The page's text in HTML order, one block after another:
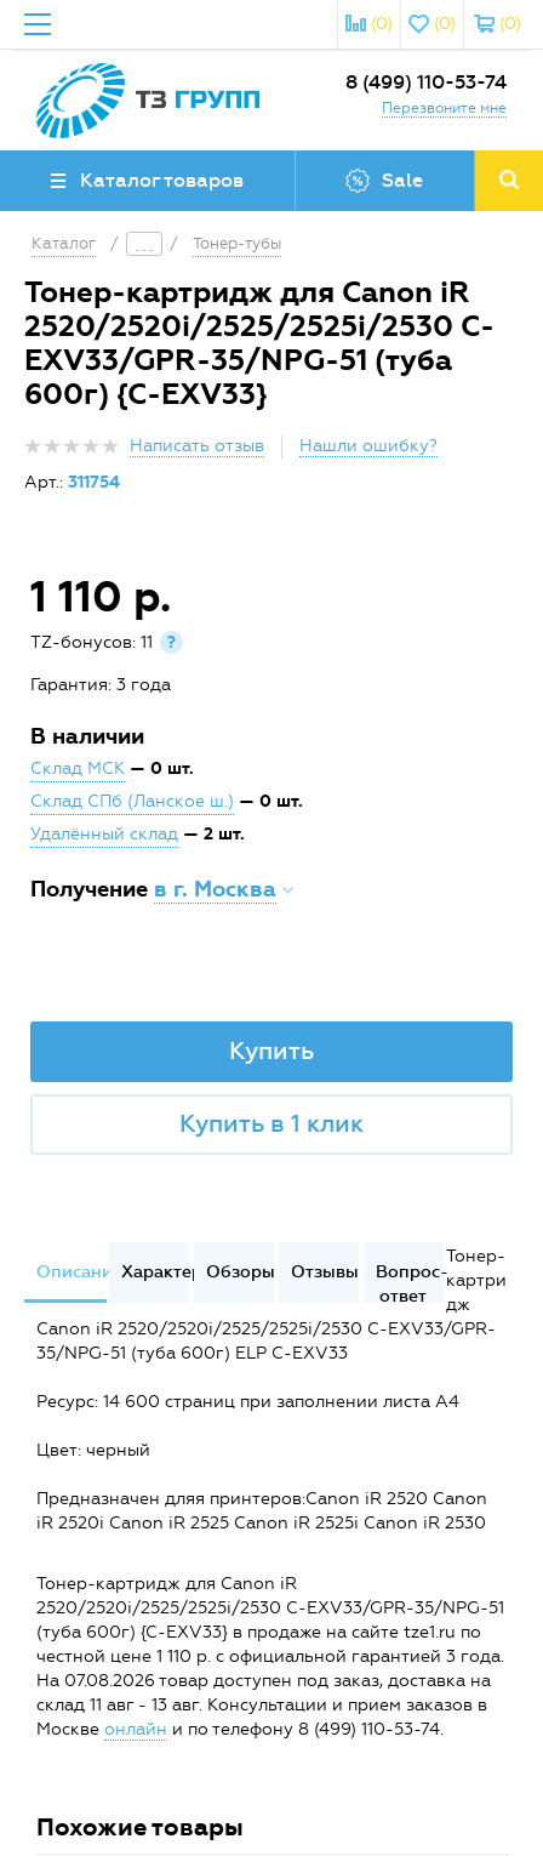
(0)
(0)
(0)
8 (499) 110-53-74
Перезвоните мне
Каталог товаров Sale
Каталог / / Тонер-тубы
Тонер-картридж для Canon iR
2520/2520i/2525/2525i/2530 С-
EXV33/GPR-35/NPG-51 (туба
600г) {C-EXV33}
Написать отзыв
Нашли ошибку?
Арт.: 311754
1 110 р.
TZ-бонусов: 11 ?
Гарантия: 3 года
В наличии
Склад МСК — 0 шт.
Склад СПб (Ланское ш.) — 0 шт.
Удалённый склад — 2 шт.
Получение в г. Москва
Купить
Купить в 1 клик
ОписаниеХарактеристики
Обзоры Отзывы
Вопрос-
ответ
Тонер-
картри
дж
Canon iR 2520/2520i/2525/2525i/2530 С-EXV33/GPR-
35/NPG-51 (туба 600г) ELP C-EXV33
Ресурс: 14 600 страниц при заполнении листа А4
Цвет: черный
Предназначен дляя принтеров:Canon iR 2520 Canon
iR 2520i Canon iR 2525 Canon iR 2525i Canon iR 2530
Тонер-картридж для Canon iR
2520/2520i/2525/2525i/2530 С-EXV33/GPR-35/NPG-51
(туба 600г) {C-EXV33} в продаже на сайте tze1.ru по
честной цене 1 110 р. с официальной гарантией 3 года.
На 07.08.2026 товар доступен под заказ, доставка на
склад 11 авг - 13 авг. Консультации и прием заказов в
Москве онлайн и по телефону 8 (499) 110-53-74.
Похожие товары